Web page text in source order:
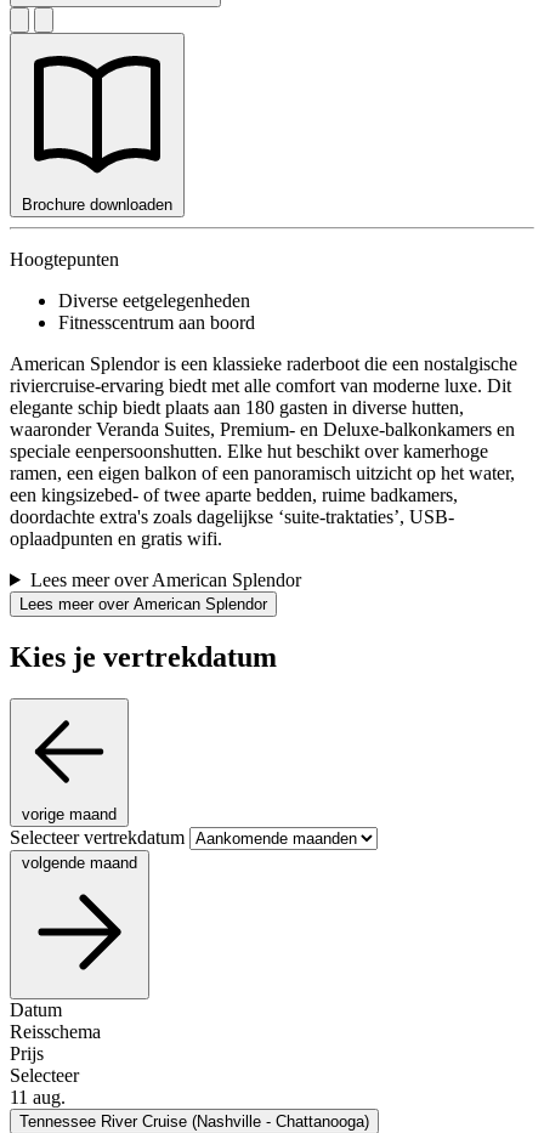
Brochure downloaden
Hoogtepunten
Diverse eetgelegenheden
Fitnesscentrum aan boord
American Splendor is een klassieke raderboot die een nostalgische
riviercruise-ervaring biedt met alle comfort van moderne luxe. Dit
elegante schip biedt plaats aan 180 gasten in diverse hutten,
waaronder Veranda Suites, Premium- en Deluxe-balkonkamers en
speciale eenpersoonshutten. Elke hut beschikt over kamerhoge
ramen, een eigen balkon of een panoramisch uitzicht op het water,
een kingsizebed- of twee aparte bedden, ruime badkamers,
doordachte extra's zoals dagelijkse ‘suite-traktaties’, USB-
oplaadpunten en gratis wifi.
Lees meer over American Splendor
Lees meer over American Splendor
Kies je vertrekdatum
vorige maand
Selecteer vertrekdatum
volgende maand
Datum
Reisschema
Prijs
Selecteer
11 aug.
Tennessee River Cruise (Nashville - Chattanooga)